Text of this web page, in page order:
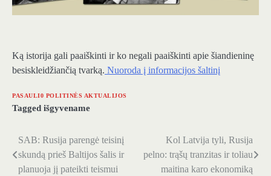
Ką istorija gali paaiškinti ir ko negali paaiškinti apie šiandieninę
besiskleidžiančią tvarką. Nuoroda į informacijos šaltinį
PASAULI0 POLITINĖS AKTUALIJOS
Tagged išgyvename
Navigacija
tarp
SAB: Rusija parengė teisinį
skundą prieš Baltijos šalis ir
planuoja jį pateikti teismui
Kol Latvija tyli, Rusija
pelno: trąšų tranzitas ir toliau
maitina karo ekonomiką